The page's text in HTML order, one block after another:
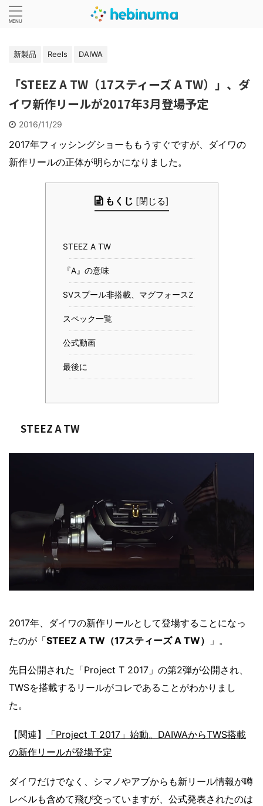
新製品 Reels DAIWA
「STEEZ A TW（17スティーズ A TW）」、ダ
イワ新作リールが2017年3月登場予定
2016/11/29
2017年フィッシングショーももうすぐですが、ダイワの
新作リールの正体が明らかになりました。
もくじ [閉じる]
STEEZ A TW
『A』の意味
SVスプール非搭載、マグフォースZ
スペック一覧
公式動画
最後に
STEEZ A TW
2017年、ダイワの新作リールとして登場することになっ
たのが「STEEZ A TW（17スティーズ A TW） 」。
先日公開された「Project T 2017」の第2弾が公開され、
TWSを搭載するリールがコレであることがわかりまし
た。
【関連】
「Project T 2017」始動。DAIWAからTWS搭載
の新作リールが登場予定
ダイワだけでなく、シマノやアブからも新リール情報が噂
レベルも含めて飛び交っていますが、公式発表されたのは